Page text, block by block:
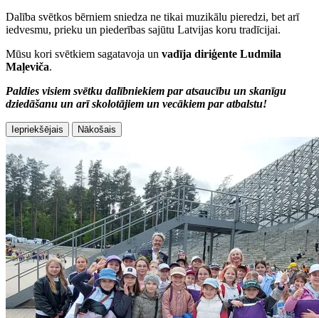
Dalība svētkos bērniem sniedza ne tikai muzikālu pieredzi, bet arī
iedvesmu, prieku un piederības sajūtu Latvijas koru tradīcijai.
Mūsu kori svētkiem sagatavoja un vadīja diriģente Ludmila
Maļeviča.
Paldies visiem svētku dalībniekiem par atsaucību un skanīgu
dziedāšanu un arī skolotājiem un vecākiem par atbalstu!
Iepriekšējais Nākošais